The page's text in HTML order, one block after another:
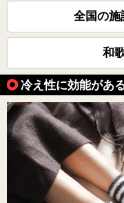
全国の施
和
冷え性に効能があ